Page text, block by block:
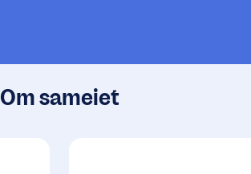
Om sameiet